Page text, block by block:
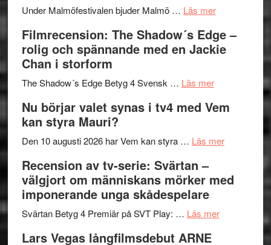
på
Roland
Pöntinen
Scensommar
Artipelag
Under Malmöfestivalen bjuder Malmö … Läs merom
bjuder
in
samtal
teater
Filmrecension: The Shadow´s Edge –
rolig och spännande med en Jackie
Chan i storform
The Shadow´s Edge Betyg 4 Svensk … Läs merom
Filmrecension:
The
´s
rolig
spännande
Nu börjar valet synas i tv4 med Vem
kan styra Mauri?
Den 10 augusti 2026 har Vem kan styra … Läs merom
valet
Recension av tv-serie: Svärtan –
välgjort om människans mörker med
imponerande unga skådespelare
Svärtan Betyg 4 Premiär på SVT Play: … Läs merom
Lars Vegas långfilmsdebut ARNE